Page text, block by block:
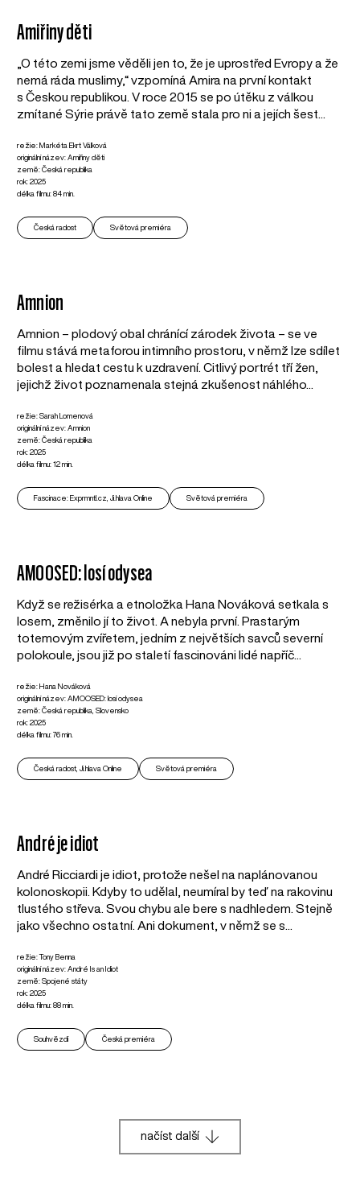
Amiřiny děti
„O této zemi jsme věděli jen to, že je uprostřed Evropy a že
nemá ráda muslimy,“ vzpomíná Amira na první kontakt
s Českou republikou. V roce 2015 se po útěku z válkou
zmítané Sýrie právě tato země stala pro ni a jejích šest...
režie: Markéta Ekrt Válková
originální název: Amiřiny děti
země: Česká republika
rok: 2025
délka filmu: 84 min.
Česká radost Světová premiéra
Amnion
Amnion – plodový obal chránící zárodek života – se ve
filmu stává metaforou intimního prostoru, v němž lze sdílet
bolest a hledat cestu k uzdravení. Citlivý portrét tří žen,
jejichž život poznamenala stejná zkušenost náhlého...
režie: Sarah Lomenová
originální název: Amnion
země: Česká republika
rok: 2025
délka filmu: 12 min.
Fascinace: Exprmntl.cz, Ji.hlava Online Světová premiéra
AMOOSED: losí odysea
Když se režisérka a etnoložka Hana Nováková setkala s
losem, změnilo jí to život. A nebyla první. Prastarým
totemovým zvířetem, jedním z největších savců severní
polokoule, jsou již po staletí fascinováni lidé napříč...
režie: Hana Nováková
originální název: AMOOSED: losí odysea
země: Česká republika, Slovensko
rok: 2025
délka filmu: 76 min.
Česká radost, Ji.hlava Online Světová premiéra
André je idiot
André Ricciardi je idiot, protože nešel na naplánovanou
kolonoskopii. Kdyby to udělal, neumíral by teď na rakovinu
tlustého střeva. Svou chybu ale bere s nadhledem. Stejně
jako všechno ostatní. Ani dokument, v němž se s...
režie: Tony Benna
originální název: André Is an Idiot
země: Spojené státy
rok: 2025
délka filmu: 88 min.
Souhvězdí Česká premiéra
načíst další